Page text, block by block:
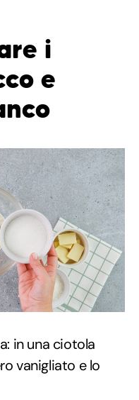
i
e
in una ciotola
vanigliato e lo